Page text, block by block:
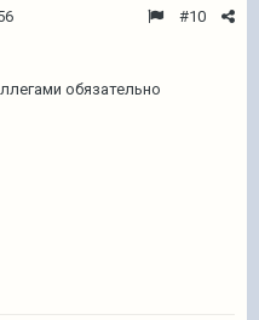
#10
обязательно